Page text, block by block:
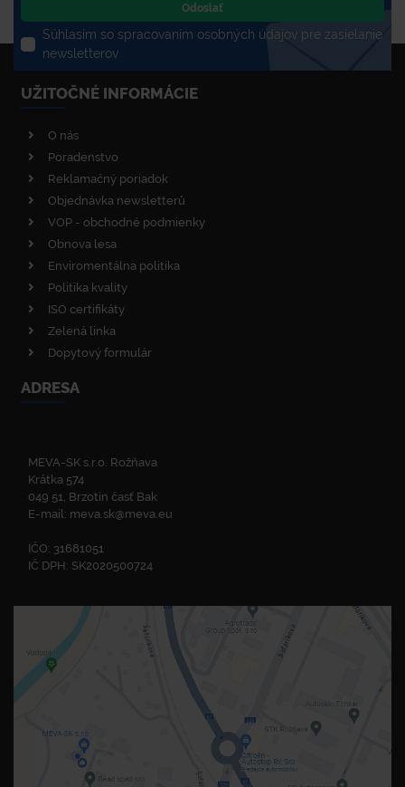
Odoslať
Súhlasím so spracovaním osobných údajov pre zasielanie
newsletterov
UŽITOČNÉ INFORMÁCIE
O nás
Poradenstvo
Reklamačný poriadok
Objednávka newsletterů
VOP - obchodné podmienky
Obnova lesa
Enviromentálna politika
Politika kvality
ISO certifikáty
Zelená linka
Dopytový formulár
ADRESA
MEVA-SK s.r.o. Rožňava
Krátka 574
049 51, Brzotín časť Bak
E-mail: meva.sk@meva.eu
IČO: 31681051
IČ DPH: SK2020500724